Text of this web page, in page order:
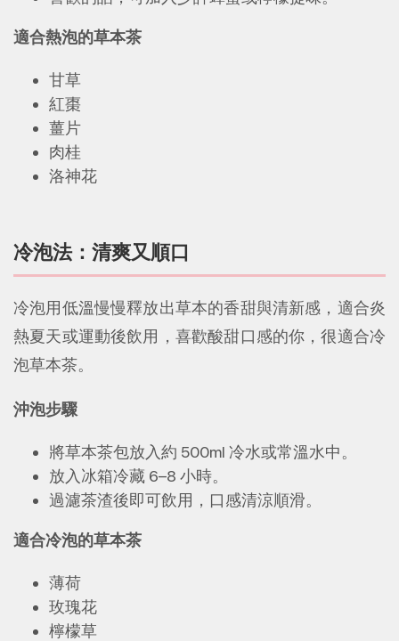
適合熱泡的草本茶
甘草
紅棗
薑片
肉桂
洛神花
冷泡法：清爽又順口
冷泡用低溫慢慢釋放出草本的香甜與清新感，適合炎
熱夏天或運動後飲用，喜歡酸甜口感的你，很適合冷
泡草本茶。
沖泡步驟
將草本茶包放入約 500ml 冷水或常溫水中。
放入冰箱冷藏 6–8 小時。
過濾茶渣後即可飲用，口感清涼順滑。
適合冷泡的草本茶
薄荷
玫瑰花
檸檬草